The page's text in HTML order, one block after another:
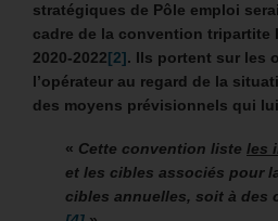
stratégiques de Pôle emploi
cadre de la convention tripartite
2020-2022[2]. Ils portent sur les
l’opérateur au regard de la
des moyens prévisionnels qui
« Cette convention liste les
et les cibles associés pour
cibles annuelles, soit à des